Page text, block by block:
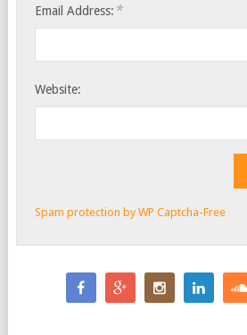
Email Address: *
Website:
Spam protection by WP Captcha-Free